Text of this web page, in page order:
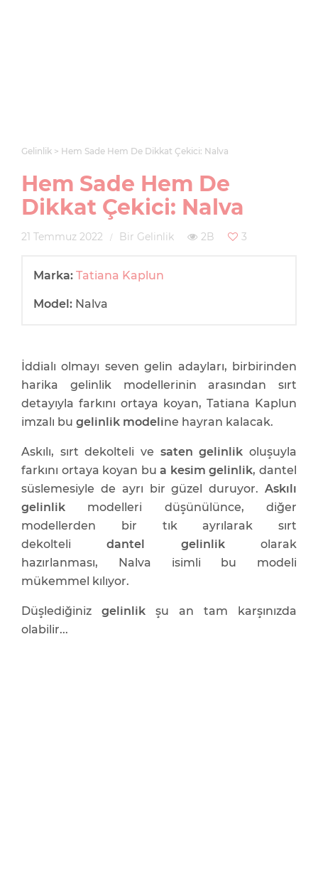
Gelinlik Hem Sade Hem De Dikkat Çekici: Nalva
Hem Sade Hem De
Dikkat Çekici: Nalva
21 Temmuz 2022 Bir Gelinlik 2B 3
Marka: Tatiana Kaplun
Model: Nalva
İddialı olmayı seven gelin adayları, birbirinden
harika gelinlik modellerinin arasından sırt
detayıyla farkını ortaya koyan, Tatiana Kaplun
imzalı bu gelinlik modeline hayran kalacak.
Askılı, sırt dekolteli ve saten gelinlik oluşuyla
farkını ortaya koyan bua kesim gelinlik, dantel
süslemesiyle de ayrı bir güzel duruyor. Askılı
gelinlik modelleri düşünülünce, diğer
modellerden bir tık ayrılarak sırt
dekoltelidantel gelinlikolarak
hazırlanması, Nalva isimli bu modeli
mükemmel kılıyor.
Düşlediğiniz gelinlik şu an tam karşınızda
olabilir...